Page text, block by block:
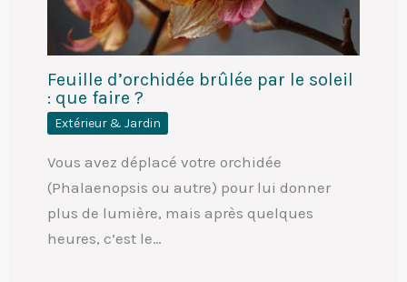
Feuille d’orchidée brûlée par le soleil
: que faire ?
Extérieur & Jardin
Vous avez déplacé votre orchidée
(Phalaenopsis ou autre) pour lui donner
plus de lumière, mais après quelques
heures, c’est le…